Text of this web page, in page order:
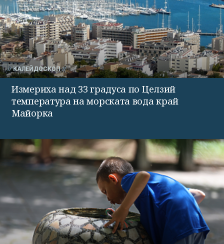
КАЛЕЙДОСКОП
Измериха над 33 градуса по Целзий
температура на морската вода край
Майорка